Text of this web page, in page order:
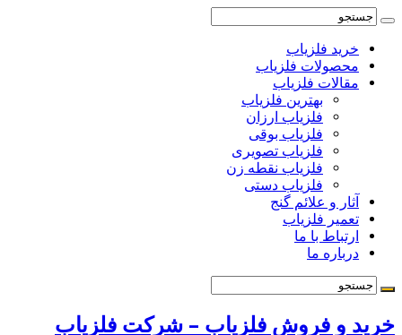
خرید فلزیاب
محصولات فلزیاب
مقالات فلزیاب
بهترین فلزیاب
فلزیاب ارزان
فلزیاب بوقی
فلزیاب تصویری
فلزیاب نقطه زن
فلزیاب دستی
آثار و علائم گنج
تعمیر فلزیاب
ارتباط با ما
درباره ما
خرید و فروش فلزیاب – شرکت فلزیاب